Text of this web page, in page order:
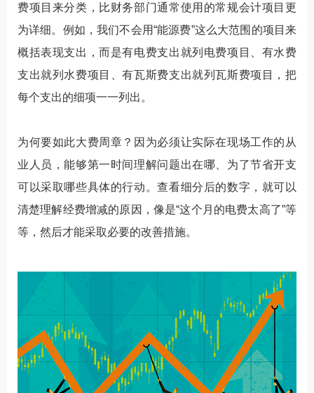
费项目来分类，比财务部门通常使用的常规会计项目更
为详细。例如，我们不会用“能源费”这么大范围的项目来
概括表现支出，而是有电费支出就列电费项目、有水费
支出就列水费项目、有瓦斯费支出就列瓦斯费项目，把
每个支出的细项一一列出。
为何要如此大费周章？因为必须让实际在现场工作的从
业人员，能够第一时间理解问题出在哪、为了节省开支
可以采取哪些具体的行动。查看细分后的数字，就可以
清楚理解经费增减的原因，像是“这个月的电费太高了”等
等，然后才能采取必要的改善措施。